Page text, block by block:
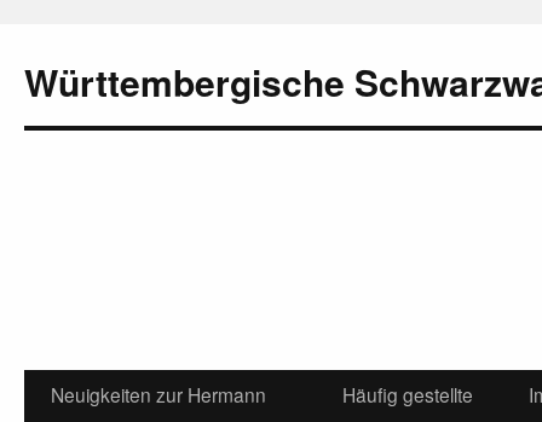
Württembergische
Neuigkeiten zur Hermann
Häufig gestellte